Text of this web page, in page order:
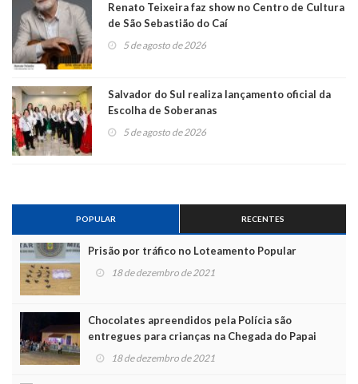
Renato Teixeira faz show no Centro de Cultura
de São Sebastião do Caí
5 de agosto de 2026
Salvador do Sul realiza lançamento oficial da
Escolha de Soberanas
5 de agosto de 2026
POPULAR RECENTES
Prisão por tráfico no Loteamento Popular
18 de dezembro de 2021
Chocolates apreendidos pela Polícia são
entregues para crianças na Chegada do Papai
Noel 18 de dezembro de 2021